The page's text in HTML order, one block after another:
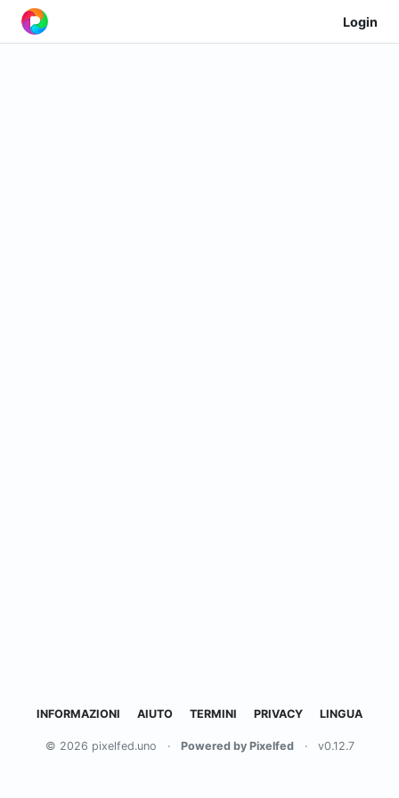
Login
INFORMAZIONI AIUTO TERMINI PRIVACY LINGUA
© 2026 pixelfed.uno · Powered by Pixelfed · v0.12.7